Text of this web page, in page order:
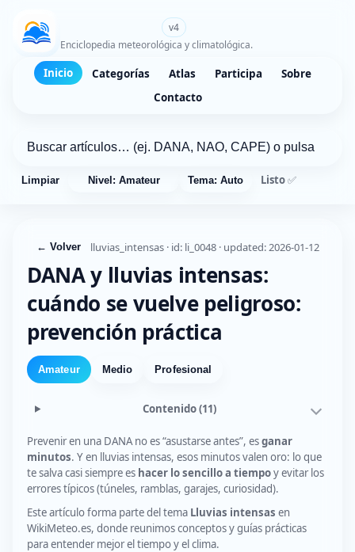
v4
Enciclopedia meteorológica y climatológica.
Inicio Categorías Atlas Participa
Sobre
Contacto
Limpiar Nivel: Amateur Tema: Auto Listo ✅
← Volver lluvias_intensas · id: li_0048 · updated: 2026-01-12
DANA y lluvias intensas:
cuándo se vuelve peligroso:
prevención práctica
Amateur Medio Profesional
Contenido(11)
Prevenir en una DANA no es “asustarse antes”, esganar
minutos. Y en lluvias intensas, esos minutos valen oro: lo que
te salva casi siempre es hacer lo sencillo a tiempoy evitar los
errores típicos (túneles, ramblas, garajes, curiosidad).
Este artículo forma parte del tema Lluvias intensas en
WikiMeteo.es, donde reunimos conceptos y guías prácticas
para entender mejor el tiempo y el clima.